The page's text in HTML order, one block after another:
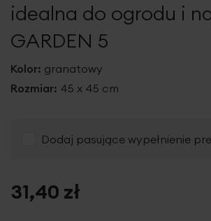
idealna do ogrodu i
GARDEN 5
Kolor: granatowy
Rozmiar: 45 x 45 cm
Dodaj pasujące wypełnienie
31,40 zł